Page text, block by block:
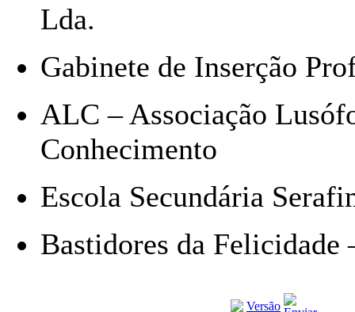
Lda.
Gabinete de Inserção
ALC – Associação
Conhecimento
Escola Secundária
Bastidores da Felicidade